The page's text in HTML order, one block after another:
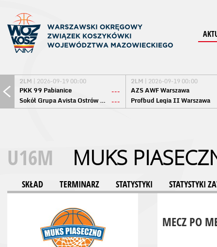
2LM | 2026-09-19 00:00
PKK 99 Pabianice
---
Sokół Grupa Avista Ostrów Maz. ---
2LM | 2026-09-19 00:00
AZS AWF Warszawa
Profbud Legia II Warszawa
U16M MUKS
SKŁAD TERMINARZ STATYSTYKI STATYSTYKI
MECZ PO